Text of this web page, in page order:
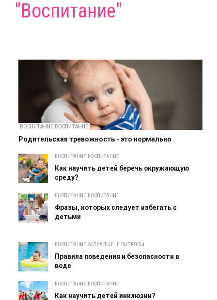
"Воспитание"
ВОСПИТАНИЕ ВОСПИТАНИЕ
Родительская тревожность - это нормально
ВОСПИТАНИЕ ВОСПИТАНИЕ
Как научить детей беречь окружающую
среду?
ВОСПИТАНИЕ ВОСПИТАНИЕ
Фразы, которых следует избегать с
детьми
ВОСПИТАНИЕ АКТУАЛЬНЫЕ ВОПРОСЫ
Правила поведения и безопасности в
воде
ВОСПИТАНИЕ ВОСПИТАНИЕ
Как научить детей инклюзии?